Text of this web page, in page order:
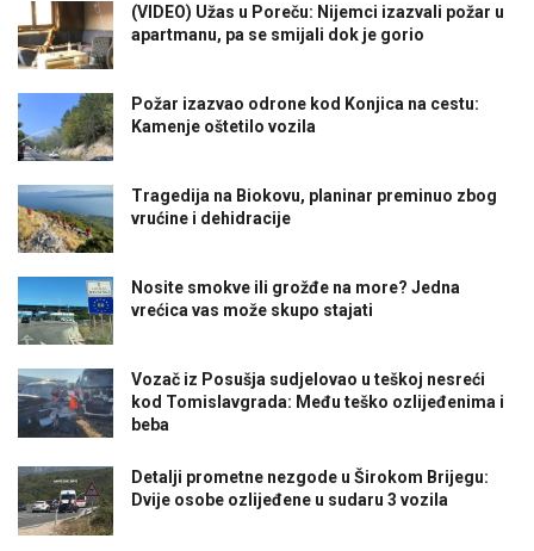
(VIDEO) Užas u Poreču: Nijemci izazvali požar u
apartmanu, pa se smijali dok je gorio
Požar izazvao odrone kod Konjica na cestu:
Kamenje oštetilo vozila
Tragedija na Biokovu, planinar preminuo zbog
vrućine i dehidracije
Nosite smokve ili grožđe na more? Jedna
vrećica vas može skupo stajati
Vozač iz Posušja sudjelovao u teškoj nesreći
kod Tomislavgrada: Među teško ozlijeđenima i
beba
Detalji prometne nezgode u Širokom Brijegu:
Dvije osobe ozlijeđene u sudaru 3 vozila